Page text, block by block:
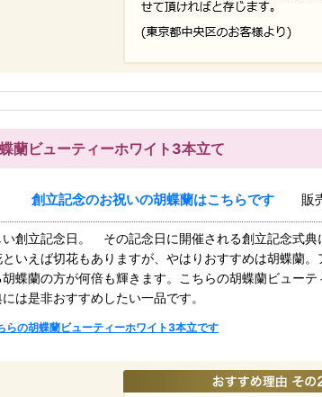
蘭ビューティーホワイト3本立て
創立記念のお祝いの胡蝶蘭はこちらです 販売
創立記念日。 その記念日に開催される創立記念式典
いえば切花もありますが、やはりおすすめは胡蝶蘭
蝶蘭の方が何倍も輝きます。こちらの胡蝶蘭ビュー
は是非おすすめしたい一品です。
らの胡蝶蘭ビューティーホワイト3本立です